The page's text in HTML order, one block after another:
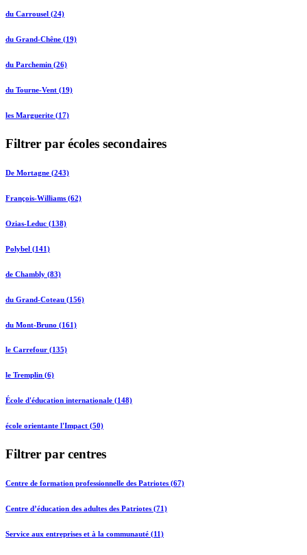
du Carrousel (24)
du Grand-Chêne (19)
du Parchemin (26)
du Tourne-Vent (19)
les Marguerite (17)
Filtrer par écoles secondaires
De Mortagne (243)
François-Williams (62)
Ozias-Leduc (138)
Polybel (141)
de Chambly (83)
du Grand-Coteau (156)
du Mont-Bruno (161)
le Carrefour (135)
le Tremplin (6)
École d'éducation internationale (148)
école orientante l'Impact (50)
Filtrer par centres
Centre de formation professionnelle des Patriotes (67)
Centre d’éducation des adultes des Patriotes (71)
Service aux entreprises et à la communauté (11)